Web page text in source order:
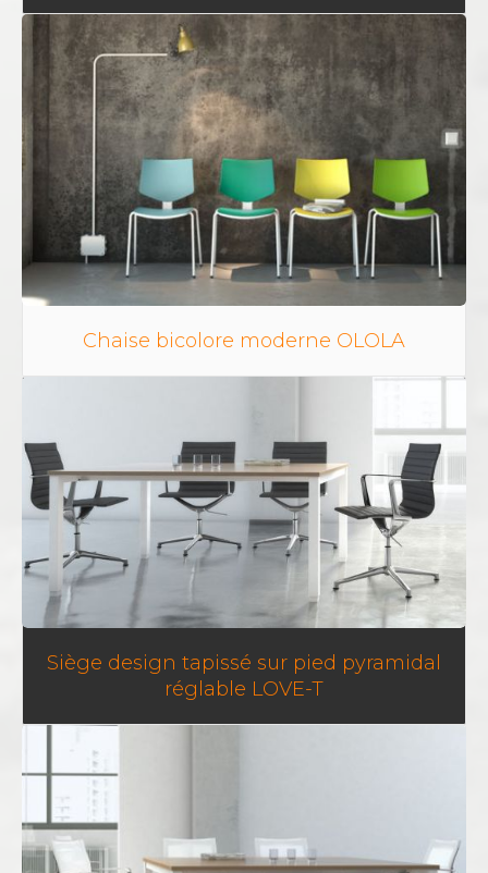
Chaise bicolore moderne OLOLA
Siège design tapissé sur pied pyramidal
réglable LOVE-T